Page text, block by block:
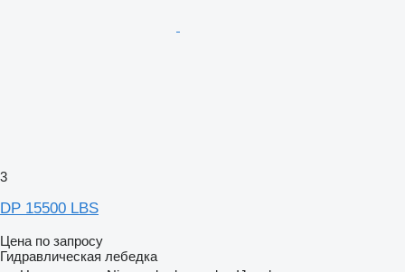
3
DP 15500 LBS
Цена по запросу
Гидравлическая лебедка